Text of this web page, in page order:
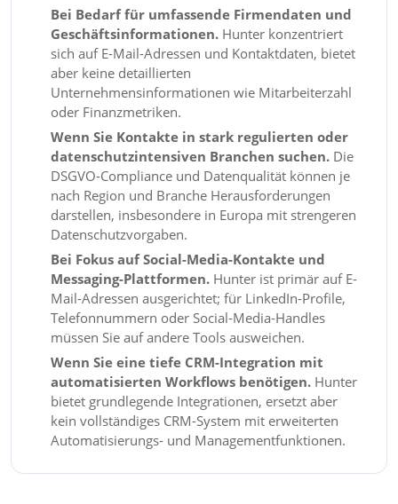
Bei Bedarf für umfassende Firmendaten und
Geschäftsinformationen. Hunter konzentriert
sich auf E-Mail-Adressen und Kontaktdaten, bietet
aber keine detaillierten
Unternehmensinformationen wie Mitarbeiterzahl
oder Finanzmetriken.
Wenn Sie Kontakte in stark regulierten oder
datenschutzintensiven Branchen suchen. Die
DSGVO-Compliance und Datenqualität können je
nach Region und Branche Herausforderungen
darstellen, insbesondere in Europa mit strengeren
Datenschutzvorgaben.
Bei Fokus auf Social-Media-Kontakte und
Messaging-Plattformen. Hunter ist primär auf E-
Mail-Adressen ausgerichtet; für LinkedIn-Profile,
Telefonnummern oder Social-Media-Handles
müssen Sie auf andere Tools ausweichen.
Wenn Sie eine tiefe CRM-Integration mit
automatisierten Workflows benötigen. Hunter
bietet grundlegende Integrationen, ersetzt aber
kein vollständiges CRM-System mit erweiterten
Automatisierungs- und Managementfunktionen.